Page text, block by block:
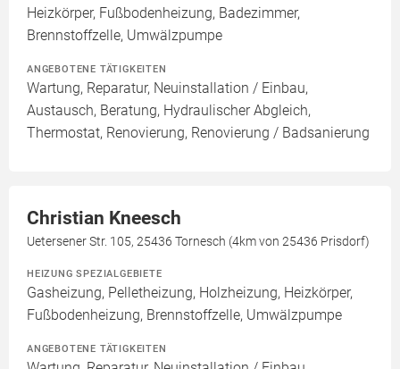
Heizkörper, Fußbodenheizung, Badezimmer,
Brennstoffzelle, Umwälzpumpe
ANGEBOTENE TÄTIGKEITEN
Wartung, Reparatur, Neuinstallation / Einbau,
Austausch, Beratung, Hydraulischer Abgleich,
Thermostat, Renovierung, Renovierung / Badsanierung
Christian Kneesch
Uetersener Str. 105, 25436 Tornesch (4km von 25436 Prisdorf)
HEIZUNG SPEZIALGEBIETE
Gasheizung, Pelletheizung, Holzheizung, Heizkörper,
Fußbodenheizung, Brennstoffzelle, Umwälzpumpe
ANGEBOTENE TÄTIGKEITEN